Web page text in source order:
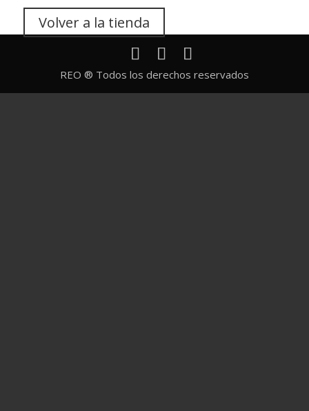
Volver a la tienda
REO ® Todos los derechos reservados